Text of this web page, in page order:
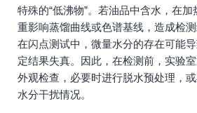
特殊的“低沸物”。若油品中含水，在
重影响蒸馏曲线或色谱基线，造成检
在闪点测试中，微量水分的存在可能
定结果失真。因此，在检测前，实验
外观检查，必要时进行脱水预处理，
水分干扰情况。